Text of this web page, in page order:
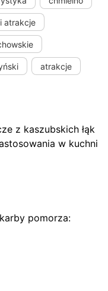
atrakcje
atrakcje
z kaszubskich łąk
w kuchni
pomorza: